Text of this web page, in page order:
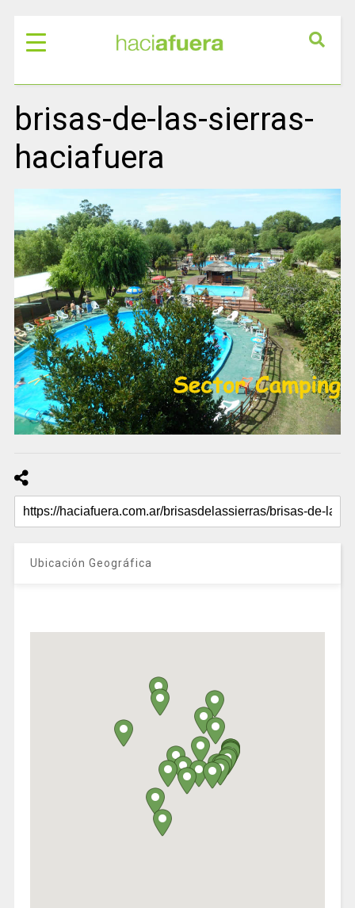
brisas-de-las-sierras-
haciafuera
Ubicación Geográfica